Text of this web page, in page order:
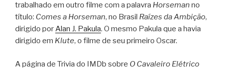
trabalhado em outro filme com a palavra Horseman no
título: Comes a Horseman, no Brasil Raízes da Ambição,
dirigido porAlan J. Pakula. O mesmo Pakula que a havia
dirigido em Klute, o filme de seu primeiro Oscar.
A página de Trivia do IMDb sobre O Cavaleiro Elétrico